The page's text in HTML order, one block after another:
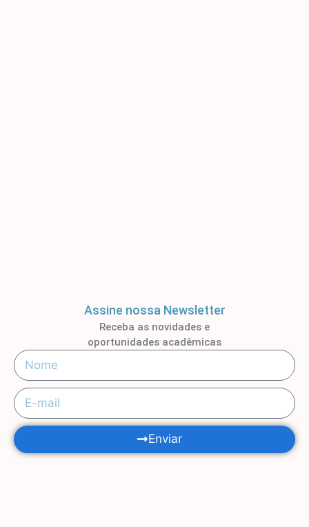
Assine nossa Newsletter
Receba as novidades e
oportunidades acadêmicas
Enviar